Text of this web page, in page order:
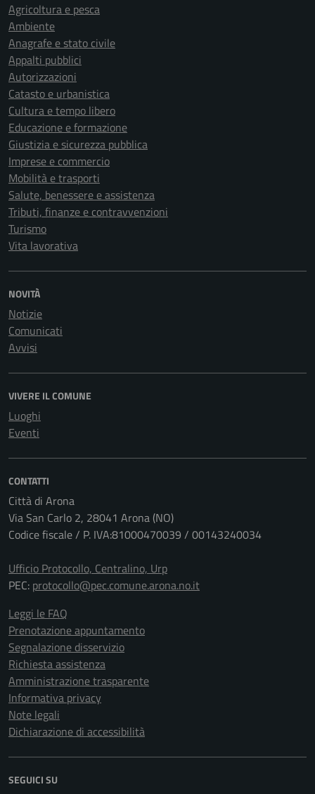
Agricoltura e pesca
Ambiente
Anagrafe e stato civile
Appalti pubblici
Autorizzazioni
Catasto e urbanistica
Cultura e tempo libero
Educazione e formazione
Giustizia e sicurezza pubblica
Imprese e commercio
Mobilità e trasporti
Salute, benessere e assistenza
Tributi, finanze e contravvenzioni
Turismo
Vita lavorativa
NOVITÀ
Notizie
Comunicati
Avvisi
VIVERE IL COMUNE
Luoghi
Eventi
CONTATTI
Città di Arona
Via San Carlo 2, 28041 Arona (NO)
Codice fiscale / P. IVA:81000470039 / 00143240034
Ufficio Protocollo, Centralino, Urp
PEC: protocollo@pec.comune.arona.no.it
Leggi le FAQ
Prenotazione appuntamento
Segnalazione disservizio
Richiesta assistenza
Amministrazione trasparente
Informativa privacy
Note legali
Dichiarazione di accessibilità
SEGUICI SU